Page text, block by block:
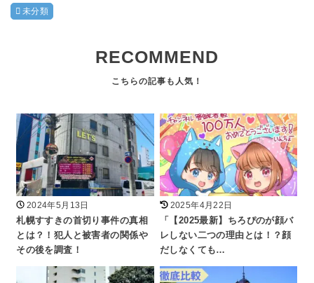
未分類
RECOMMEND
2024年5月13日
札幌すすきの首切り事件の真相
とは？！犯人と被害者の関係や
その後を調査！
2025年4月22日
「【2025最新】ちろぴのが顔バ
レしない二つの理由とは！？顔
だしなくても…